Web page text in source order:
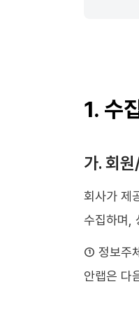
1. 수
가. 회
회사가 제
수집하며,
① 정보주
안랩은 다